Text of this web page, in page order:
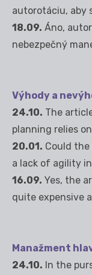
autorotáciu, aby
18.09. Áno,
nebezpečný
Výhody a
24.10. The
planning relies
20.01. Could
a lack of agility
16.09. Yes, the
quite expensive
Manažment
24.10. In the